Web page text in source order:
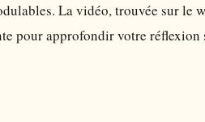
La vidéo, trouvée sur le
pour approfondir votre